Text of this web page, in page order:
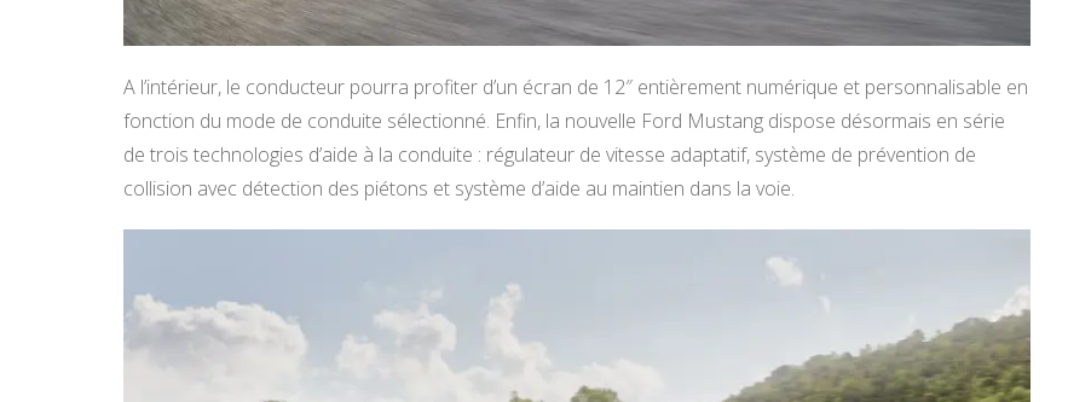
A l’intérieur, le conducteur pourra profiter d’un écran de 12″ entièrement numérique et personnalisable en
fonction du mode de conduite sélectionné. Enfin, la nouvelle Ford Mustang dispose désormais en série
de trois technologies d’aide à la conduite : régulateur de vitesse adaptatif, système de prévention de
collision avec détection des piétons et système d’aide au maintien dans la voie.